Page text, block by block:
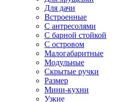
Для дачи
Встроенные
С антресолями
С барной стойкой
С островом
Малогабаритные
Модульные
Скрытые ручки
Размер
Мини-кухни
Узкие